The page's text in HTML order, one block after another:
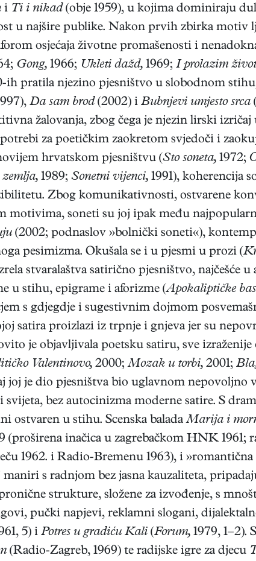
i Ti i nikad (obje 1959), u kojima dominiraju
u najšire publike. Nakon prvih zbirka motiv
osjećaja životne promašenosti i
Gong, 1966; Ukleti dažd, 1969; I prolazim
ih pratila njezino pjesništvo u slobodnom
Da sam brod (2002) i Bubnjevi umjesto srca
žalovanja, zbog čega je njezin lirski
za poetičkim zaokretom svjedoči i
hrvatskom pjesništvu (Sto soneta, 1972;
1989; Sonetni vijenci, 1991), koherencija
Zbog komunikativnosti, ostvarene
soneti su joj ipak među
(2002; podnaslov »bolnički soneti«),
pesimizma. Okušala se i u pjesmi u prozi (
stvaralaštva satirično pjesništvo, najčešće
u stihu, epigrame i aforizme (Apokaliptičke
s gdjegdje i sugestivnim dojmom
satira proizlazi iz trpnje i gnjeva jer su
je objavljivala poetsku satiru, sve
Valentinovo, 2000;Mozak u torbi, 2001;
joj je dio pjesništva bio uglavnom nepovoljno
bez autocinizma moderne satire. S
ostvaren u stihu. Scenska baladaMarija i
inačica u zagrebačkom HNK 1961;
1962. i Radio-Bremenu 1963), i
s radnjom bez jasna kauzaliteta,
strukture, složene za izvođenje, s
pučki napjevi, reklamni slogani,
5) i Potres u gradiću Kali (Forum, 1979, 1–2).
(Radio-Zagreb, 1969) te radijske igre za djecu